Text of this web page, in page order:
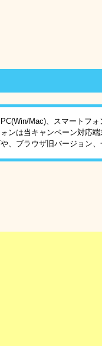
Mac)、スマートフ
ンは当キャンペーン対応
、ブラウザ旧バージョン